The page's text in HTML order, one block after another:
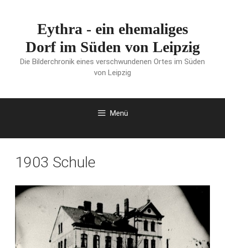
Eythra - ein ehemaliges
Dorf im Süden von Leipzig
Die Bilderchronik eines verschwundenen Ortes im Süden
von Leipzig
Menü
1903 Schule